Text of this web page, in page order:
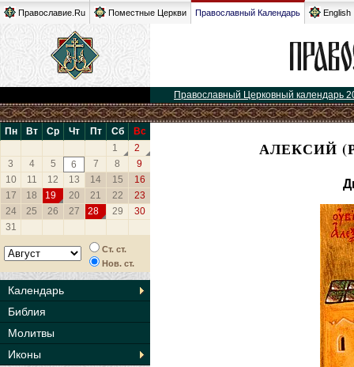
Православие.Ru Поместные Церкви Православный Календарь English
Православный Церковный календарь
Пн Вт Ср Чт Пт Сб
Вс
1
2
3
4 5 6 7 8
9
10
11 12 13 14 15
16
17
18 19 20 21 22
23
24
25 26 27 28 29
30
31
Ст. ст.
Нов. ст.
Календарь
Библия
Молитвы
Иконы
АЛЕКСИЙ